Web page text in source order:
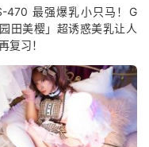
470 最强爆乳小只马！G
田美樱」超诱惑美乳让人
复习！